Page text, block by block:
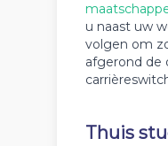
u naast uw
volgen om
afgerond de
Thuis